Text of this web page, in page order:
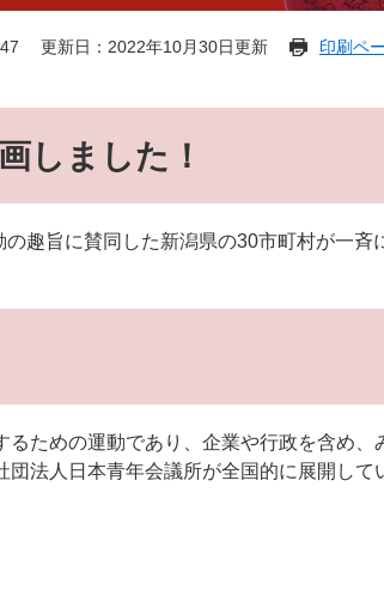
更新日：2022年10月30日更新 印刷ペ
しました！
趣旨に賛同した新潟県の30市町村が一斉
ための運動であり、企業や行政を含め、
法人日本青年会議所が全国的に展開して